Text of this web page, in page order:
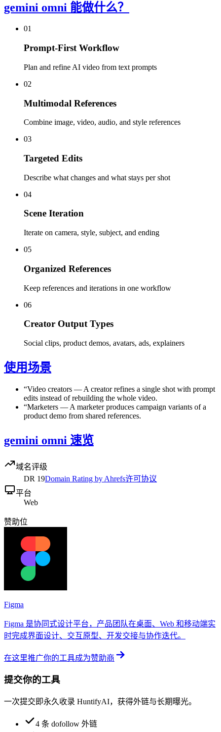
gemini omni 能做什么？
01
Prompt-First Workflow
Plan and refine AI video from text prompts
02
Multimodal References
Combine image, video, audio, and style references
03
Targeted Edits
Describe what changes and what stays per shot
04
Scene Iteration
Iterate on camera, style, subject, and ending
05
Organized References
Keep references and iterations in one workflow
06
Creator Output Types
Social clips, product demos, avatars, ads, explainers
使用场景
“Video creators — A creator refines a single shot with prompt
edits instead of rebuilding the whole video.
“Marketers — A marketer produces campaign variants of a
product demo from shared references.
gemini omni 速览
域名评级
DR 19Domain Rating by Ahrefs许可协议
平台
Web
赞助位
Figma
Figma 是协同式设计平台，产品团队在桌面、Web 和移动端实
时完成界面设计、交互原型、开发交接与协作迭代。
在这里推广你的工具成为赞助商
提交你的工具
一次提交即永久收录 HuntifyAI，获得外链与长期曝光。
4 条 dofollow 外链